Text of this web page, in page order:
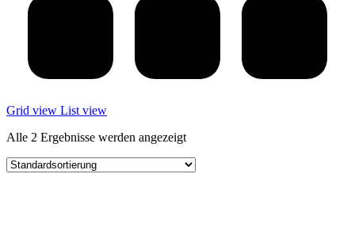
Grid view List view
Alle 2 Ergebnisse werden angezeigt